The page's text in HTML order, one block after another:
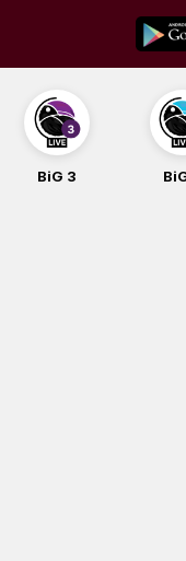
content
BiG 3